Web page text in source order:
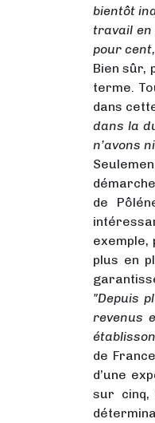
bientôt
travail
pour
Bien sûr,
terme.
dans
dans la
n’avons
de
exemple,
plus en
"Depuis
revenus
de
d’une
sur cinq,